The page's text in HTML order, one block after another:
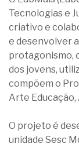
Tecnologias e
criativo e
e desenvolver
protagonismo,
dos jovens,
compõem o
Arte Educação,
O projeto é
unidade Sesc